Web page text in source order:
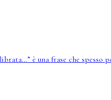
è una frase che